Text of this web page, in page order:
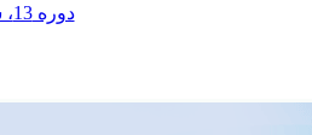
دوره 13، شماره 1 - ( مجله تحقیق در علوم دندانپزشکی بهار 1395 )